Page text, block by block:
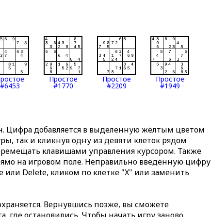
#6453
Простое
#1770
Простое
#2209
Простое
#1949
Цифра добавляется в выделенную жёлтым цветом
так и кликнув одну из девяти клеток рядом
клавишами управления курсором. Также
на игровом поле. Неправильно введённую цифру
Delete, кликом по клетке "X" или заменить
Вернувшись позже, вы сможете